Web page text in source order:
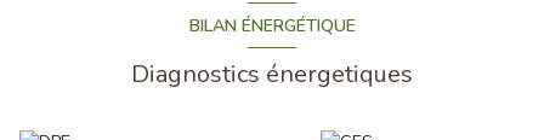
BILAN ÉNERGÉTIQUE
Diagnostics énergetiques